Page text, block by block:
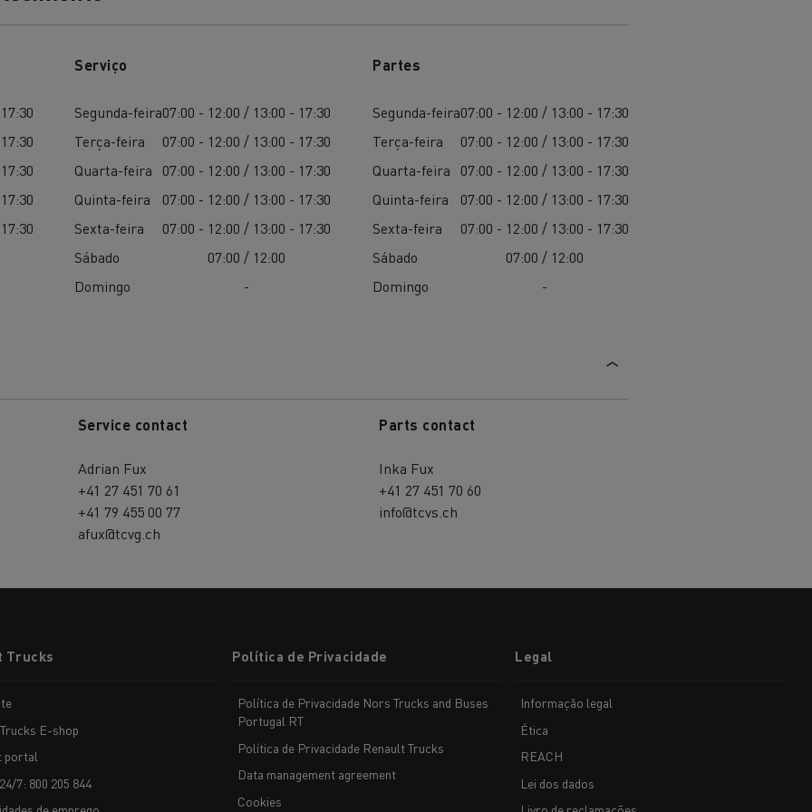
Serviço
Segunda-feira07:00 - 12:00 / 13:00 - 17:30
Terça-feira
07:00 - 12:00 / 13:00 - 17:30
Quarta-feira
07:00 - 12:00 / 13:00 - 17:30
Quinta-feira
07:00 - 12:00 / 13:00 - 17:30
Sexta-feira
07:00 - 12:00 / 13:00 - 17:30
Sábado
07:00 / 12:00
Domingo
-
Partes
Segunda-feira07:00 - 12:00 / 13:00 - 17:30
Terça-feira
07:00 - 12:00 / 13:00 - 17:30
Quarta-feira
07:00 - 12:00 / 13:00 - 17:30
Quinta-feira
07:00 - 12:00 / 13:00 - 17:30
Sexta-feira
07:00 - 12:00 / 13:00 - 17:30
Sábado
07:00 / 12:00
Domingo
-
Service contact
Adrian Fux
+41 27 451 70 61
+41 79 455 00 77
afux@tcvg.ch
Parts contact
Inka Fux
+41 27 451 70 60
info@tcvs.ch
Trucks
E-shop
portal
7: 800 205 844
Política de Privacidade
Política de Privacidade Nors Trucks and Buses
Portugal RT
Política de Privacidade Renault Trucks
Data management agreement
Cookies
Legal
Informação legal
Ética
REACH
Lei dos dados